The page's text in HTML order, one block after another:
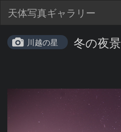
天体写真ギャラリー
川越の星 冬の夜景